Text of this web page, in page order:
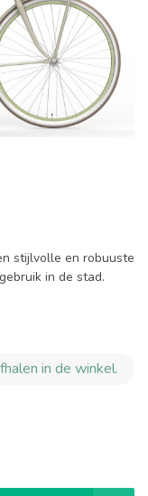
stijlvolle en robuuste
in de stad.
in de winkel.